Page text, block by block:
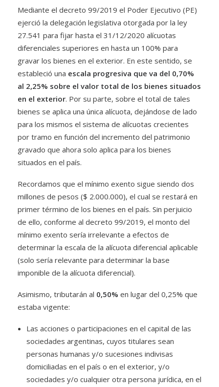
Mediante el decreto 99/2019 el Poder Ejecutivo (PE)
ejerció la delegación legislativa otorgada por la ley
27.541 para fijar hasta el 31/12/2020 alícuotas
diferenciales superiores en hasta un 100% para
gravar los bienes en el exterior. En este sentido, se
estableció una escala progresiva que va del 0,70%
al 2,25% sobre el valor total de los bienes situados
en el exterior. Por su parte, sobre el total de tales
bienes se aplica una única alícuota, dejándose de lado
para los mismos el sistema de alícuotas crecientes
por tramo en función del incremento del patrimonio
gravado que ahora solo aplica para los bienes
situados en el país.
Recordamos que el mínimo exento sigue siendo dos
millones de pesos ($ 2.000.000), el cual se restará en
primer término de los bienes en el país. Sin perjuicio
de ello, conforme al decreto 99/2019, el monto del
mínimo exento sería irrelevante a efectos de
determinar la escala de la alícuota diferencial aplicable
(solo sería relevante para determinar la base
imponible de la alícuota diferencial).
Asimismo, tributarán al 0,50% en lugar del 0,25% que
estaba vigente:
Las acciones o participaciones en el capital de las
sociedades argentinas, cuyos titulares sean
personas humanas y/o sucesiones indivisas
domiciliadas en el país o en el exterior, y/o
sociedades y/o cualquier otra persona jurídica, en el